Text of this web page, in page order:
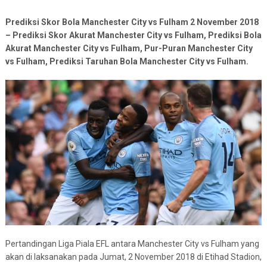
Prediksi Skor Bola Manchester City vs Fulham 2 November 2018
– Prediksi Skor Akurat Manchester City vs Fulham, Prediksi Bola
Akurat Manchester City vs Fulham, Pur-Puran Manchester City
vs Fulham, Prediksi Taruhan Bola Manchester City vs Fulham.
Pertandingan Liga Piala EFL antara Manchester City vs Fulham yang
akan di laksanakan pada Jumat, 2 November 2018 di Etihad Stadion,